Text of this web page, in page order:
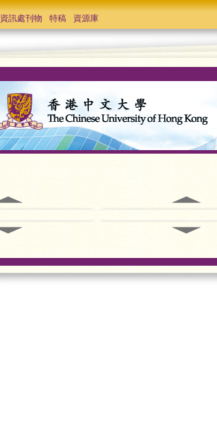
資訊處刊物 特稿 資源庫